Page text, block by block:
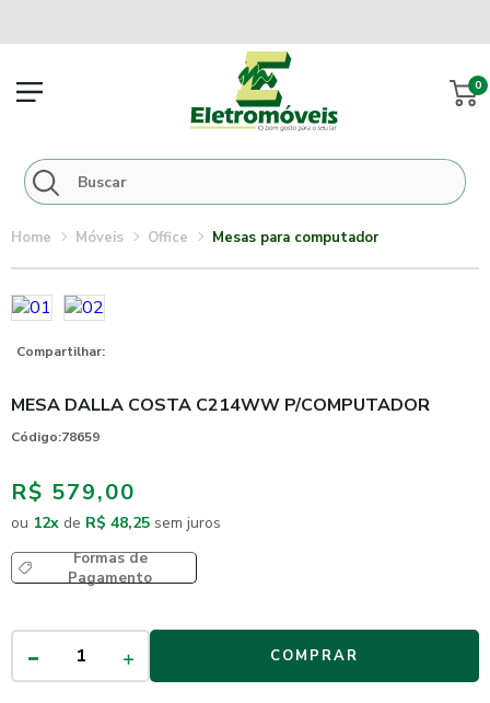
0
móveis office mesas para computador
Compartilhar:
MESA DALLA COSTA C214WW P/COMPUTADOR
Código:78659
R$ 579,00
ou 12x de R$ 48,25 sem juros
Formas de
Pagamento
COMPRAR